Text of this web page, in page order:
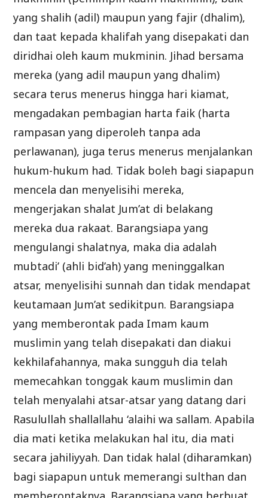
yang shalih (adil) maupun yang fajir (dhalim),
dan taat kepada khalifah yang disepakati dan
diridhai oleh kaum mukminin. Jihad bersama
mereka (yang adil maupun yang dhalim)
secara terus menerus hingga hari kiamat,
mengadakan pembagian harta faik (harta
rampasan yang diperoleh tanpa ada
perlawanan), juga terus menerus menjalankan
hukum-hukum had. Tidak boleh bagi siapapun
mencela dan menyelisihi mereka,
mengerjakan shalat Jum’at di belakang
mereka dua rakaat. Barangsiapa yang
mengulangi shalatnya, maka dia adalah
mubtadi’ (ahli bid’ah) yang meninggalkan
atsar, menyelisihi sunnah dan tidak mendapat
keutamaan Jum’at sedikitpun. Barangsiapa
yang memberontak pada Imam kaum
muslimin yang telah disepakati dan diakui
kekhilafahannya, maka sungguh dia telah
memecahkan tonggak kaum muslimin dan
telah menyalahi atsar-atsar yang datang dari
Rasulullah shallallahu ‘alaihi wa sallam. Apabila
dia mati ketika melakukan hal itu, dia mati
secara jahiliyyah. Dan tidak halal (diharamkan)
bagi siapapun untuk memerangi sulthan dan